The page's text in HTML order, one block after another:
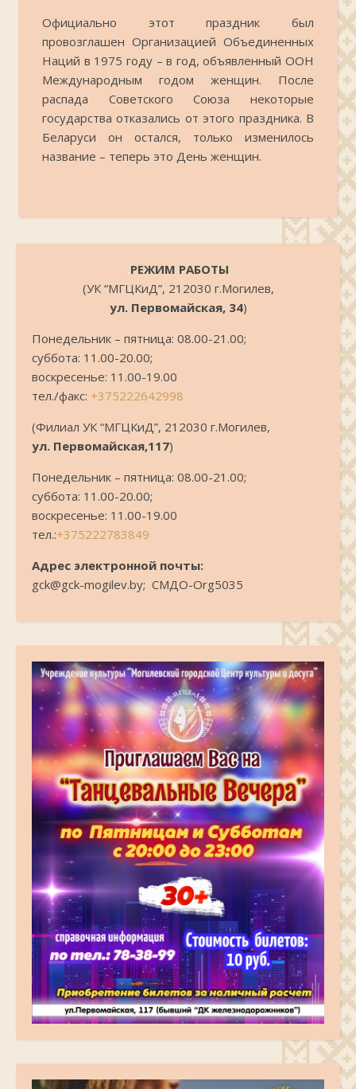
Официально этот праздник был
провозглашен Организацией Объединенных
Наций в 1975 году – в год, объявленный ООН
Международным годом женщин. После
распада Советского Союза некоторые
государства отказались от этого праздника. В
Беларуси он остался, только изменилось
название – теперь это День женщин.
.РЕЖИМ РАБОТЫ
(УК “МГЦКиД”, 212030 г.Могилев,
ул. Первомайская, 34)
Понедельник – пятница: 08.00-21.00;
суббота: 11.00-20.00;
воскресенье: 11.00-19.00
тел./факс: +375222642998
(Филиал УК “МГЦКиД”, 212030 г.Могилев,
ул. Первомайская,117)
Понедельник – пятница: 08.00-21.00;
суббота: 11.00-20.00;
воскресенье: 11.00-19.00
тел.:+375222783849
Адрес электронной почты:
gck@gck-mogilev.by; СМДО-Org5035